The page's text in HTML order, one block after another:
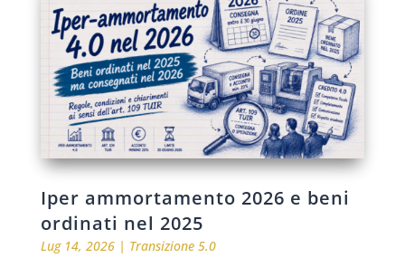
Iper ammortamento 2026 e beni
ordinati nel 2025
Lug 14, 2026| Transizione 5.0